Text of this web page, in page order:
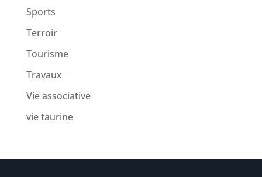
Sports
Terroir
Tourisme
Travaux
Vie associative
vie taurine